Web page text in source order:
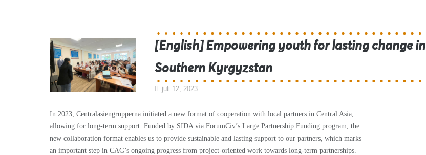
[English] Empowering youth for lasting change in
Southern Kyrgyzstan
juli 12, 2023
In 2023, Centralasiengrupperna initiated a new format of cooperation with local partners in Central Asia,
allowing for long-term support. Funded by SIDA via ForumCiv’s Large Partnership Funding program, the
new collaboration format enables us to provide sustainable and lasting support to our partners, which marks
an important step in CAG’s ongoing progress from project-oriented work towards long-term partnerships.